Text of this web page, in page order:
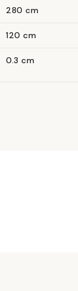
280 cm
120 cm
0.3 cm